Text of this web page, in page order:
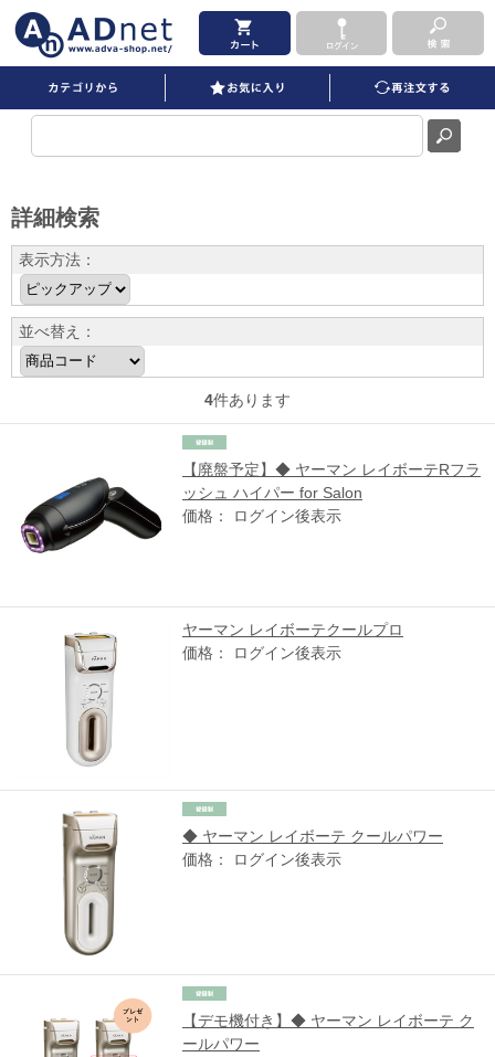
詳細検索
表示方法：
並べ替え：
4件あります
【廃盤予定】◆ ヤーマン レイボーテRフラ
ッシュ ハイパー for Salon
価格： ログイン後表示
ヤーマン レイボーテクールプロ
価格： ログイン後表示
◆ ヤーマン レイボーテ クールパワー
価格： ログイン後表示
【デモ機付き】◆ ヤーマン レイボーテ ク
ールパワー